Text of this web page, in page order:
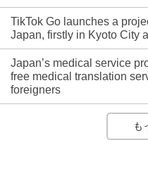
TikTok Go launches a
Japan, firstly in Kyoto City
Japan’s medical service
free medical translation
foreigners
も